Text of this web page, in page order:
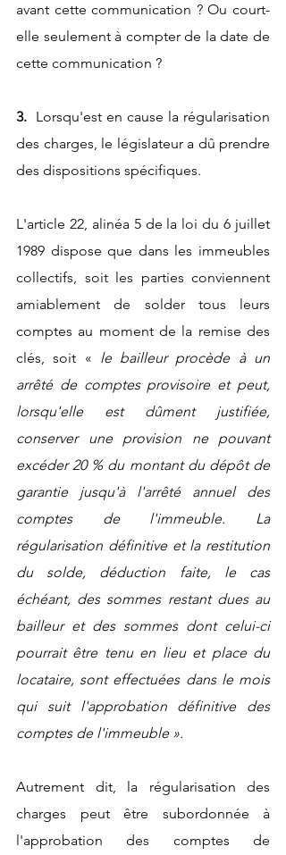
avant cette communication ? Ou court-
elle seulement à compter de la date de
cette communication ?
3. Lorsqu'est en cause la régularisation
des charges, le législateur a dû prendre
des dispositions spécifiques.
L'article 22, alinéa 5 de la loi du 6 juillet
1989 dispose que dans les immeubles
collectifs, soit les parties conviennent
amiablement de solder tous leurs
comptes au moment de la remise des
clés, soit « le bailleur procède à un
arrêté de comptes provisoire et peut,
lorsqu'elle est dûment justifiée,
conserver une provision ne pouvant
excéder 20 % du montant du dépôt de
garantie jusqu'à l'arrêté annuel des
comptes de l'immeuble. La
régularisation définitive et la restitution
du solde, déduction faite, le cas
échéant, des sommes restant dues au
bailleur et des sommes dont celui-ci
pourrait être tenu en lieu et place du
locataire, sont effectuées dans le mois
qui suit l'approbation définitive des
comptes de l'immeuble ».
Autrement dit, la régularisation des
charges peut être subordonnée à
l'approbation des comptes de